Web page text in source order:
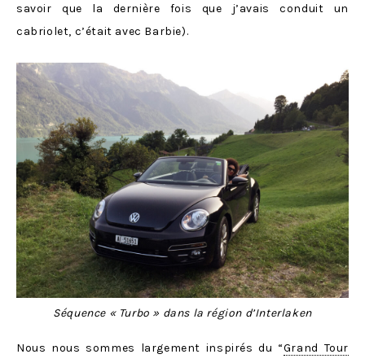
savoir que la dernière fois que j’avais conduit un
cabriolet, c’était avec Barbie).
Séquence « Turbo » dans la région d’Interlaken
Nous nous sommes largement inspirés du “Grand Tour